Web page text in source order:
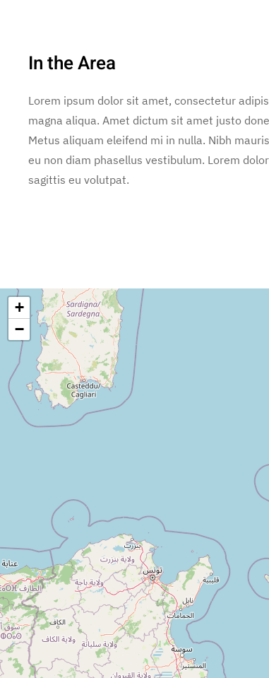
In the Area
Lorem ipsum dolor sit amet, consectetur
magna aliqua. Amet dictum sit amet justo
Metus aliquam eleifend mi in nulla. Nibh
eu non diam phasellus vestibulum. Lorem
sagittis eu volutpat.
+
−